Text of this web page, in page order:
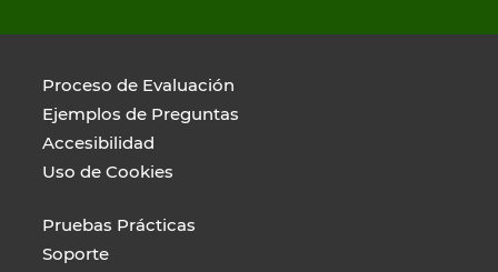
Proceso de Evaluación
Ejemplos de Preguntas
Accesibilidad
Uso de Cookies
Pruebas Prácticas
Soporte